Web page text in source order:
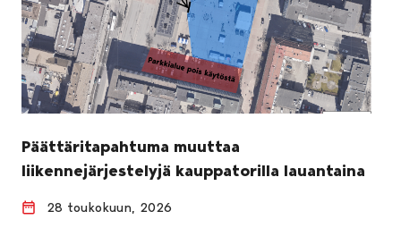
Päättäritapahtuma muuttaa
liikennejärjestelyjä kauppatorilla lauantaina
28 toukokuun, 2026